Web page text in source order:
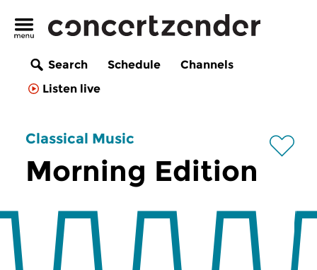
Search Schedule
Channels
Listen live
Classical Music
Morning Edition